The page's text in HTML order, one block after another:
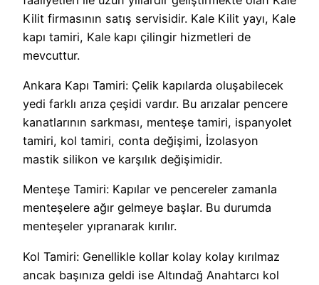
Kilit firmasının satış servisidir. Kale Kilit yayı, Kale
kapı tamiri, Kale kapı çilingir hizmetleri de
mevcuttur.
Ankara Kapı Tamiri: Çelik kapılarda oluşabilecek
yedi farklı arıza çeşidi vardır. Bu arızalar pencere
kanatlarının sarkması, menteşe tamiri, ispanyolet
tamiri, kol tamiri, conta değişimi, İzolasyon
mastik silikon ve karşılık değişimidir.
Menteşe Tamiri: Kapılar ve pencereler zamanla
menteşelere ağır gelmeye başlar. Bu durumda
menteşeler yıpranarak kırılır.
Kol Tamiri: Genellikle kollar kolay kolay kırılmaz
ancak başınıza geldi ise Altındağ Anahtarcı kol